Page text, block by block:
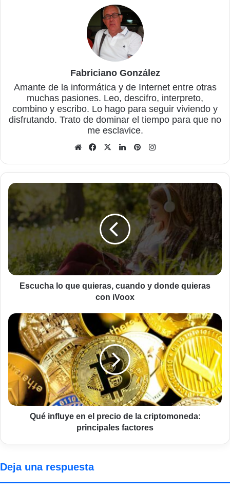
Fabriciano González
Amante de la informática y de Internet entre otras
muchas pasiones. Leo, descifro, interpreto,
combino y escribo. Lo hago para seguir viviendo y
disfrutando. Trato de dominar el tiempo para que no
me esclavice.
Sitio
Facebook
X LinkedInPinterest
Escucha
que
quieras,
cuando
donde
quieras
con
iVooxEscucha lo que quieras, cuando y donde quieras
con iVoox
Qué
influye
el
precio
de
la
criptomoneda:
principales
factoresQué influye en el precio de la criptomoneda:
principales factores
Deja una respuesta